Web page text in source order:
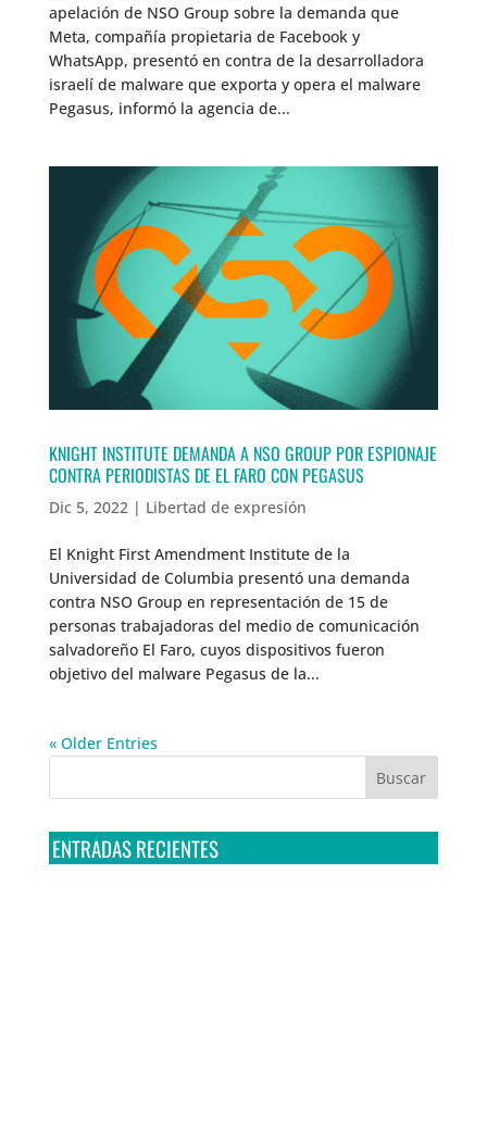
apelación de NSO Group sobre la demanda que
Meta, compañía propietaria de Facebook y
WhatsApp, presentó en contra de la desarrolladora
israelí de malware que exporta y opera el malware
Pegasus, informó la agencia de...
KNIGHT INSTITUTE DEMANDA A NSO GROUP POR ESPIONAJE
CONTRA PERIODISTAS DE EL FARO CON PEGASUS
Dic 5, 2022| Libertad de expresión
El Knight First Amendment Institute de la
Universidad de Columbia presentó una demanda
contra NSO Group en representación de 15 de
personas trabajadoras del medio de comunicación
salvadoreño El Faro, cuyos dispositivos fueron
objetivo del malware Pegasus de la...
« Older Entries
ENTRADAS RECIENTES